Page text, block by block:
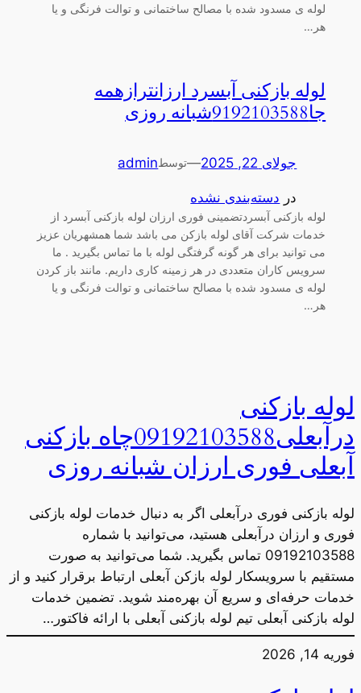
لوله ی مسدود شده با مصالح ساختمانی و توالت فرنگی و یا
هر…
لوله بازکنی آبسرد ارزانترازهمه
جا9192103588شبانه روزی
جولای 22, 2025 —توسطadmin
در دسته‌بندی نشده
لوله بازکنی آبسردتضمینی فوری ارزان لوله بازکنی آبسرد از
خدمات شرکت آقای لوله بازکن می باشد شما همشهریان عزیز
می توانید برای هر گونه گرفتگی لوله با ما تماس بگیرید . ما
سرویس کاران متعددی در هر زمینه کاری داریم. مانند باز کردن
لوله ی مسدود شده با مصالح ساختمانی و توالت فرنگی و یا
هر…
لوله بازکنی
درآبعلی09192103588چاه بازکنی
آبعلی فوری ارزان شبانه روزی
لوله بازکنی فوری درآبعلی اگر به دنبال خدمات لوله بازکنی
فوری و ارزان درآبعلی هستید، می‌توانید با شماره
09192103588 تماس بگیرید. شما می‌توانید به صورت
مستقیم با سرویسکار لوله بازکن آبعلی ارتباط برقرار کنید و از
خدمات حرفه‌ای و سریع آن بهره‌مند شوید. تضمین خدمات
لوله بازکنی آبعلی تیم لوله بازکنی آبعلی با ارائه فاکتور…
فوریه 14, 2026